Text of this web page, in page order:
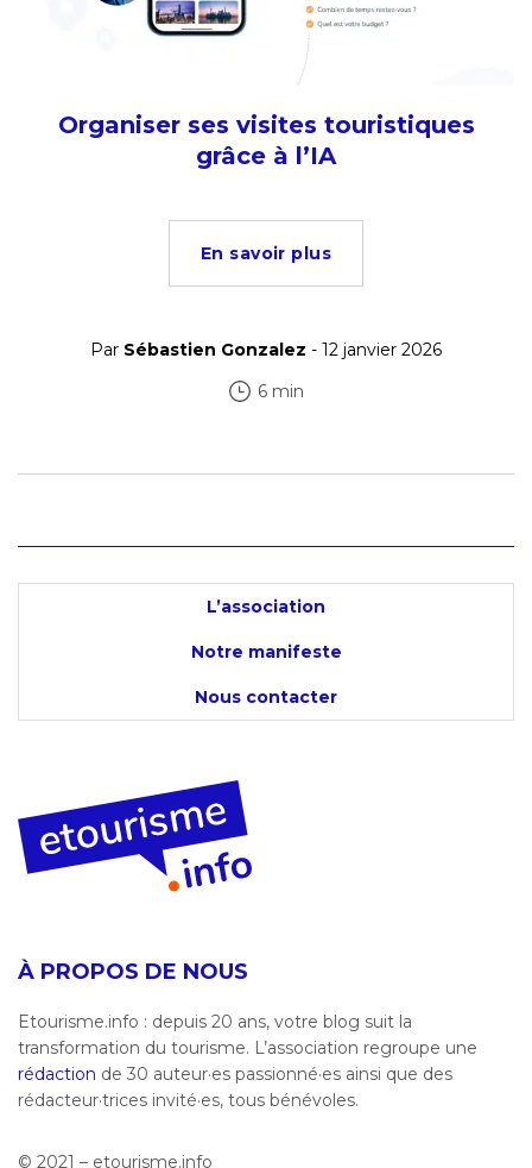
Organiser ses visites touristiques
grâce à l’IA
En savoir plus
Par Sébastien Gonzalez - 12 janvier 2026
6 min
L’association
Notre manifeste
Nous contacter
À PROPOS DE NOUS
Etourisme.info : depuis 20 ans, votre blog suit la
transformation du tourisme. L’association regroupe une
rédaction de 30 auteur·es passionné·es ainsi que des
rédacteur·trices invité·es, tous bénévoles.
© 2021 – etourisme.info